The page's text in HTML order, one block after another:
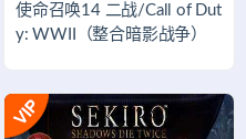
使命召唤14 二战/Call of Dut
y: WWII（整合暗影战争）